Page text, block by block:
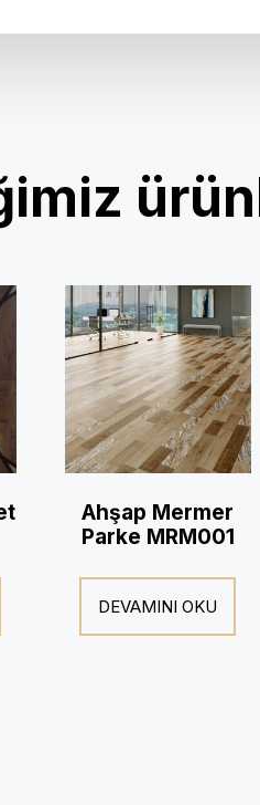
Ahşap Mermer
Parke MRM001
DEVAMINI OKU